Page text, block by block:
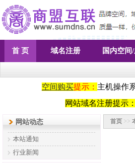
首 页 域名注册 国内空间
空间购买提示： 主机操作
网站域名注册提示：
网站动态
本站通知
行业新闻
首页 >>